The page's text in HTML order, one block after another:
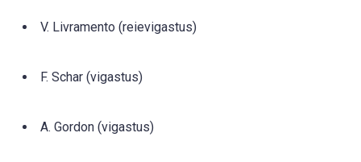
V. Livramento (reievigastus)
F. Schar (vigastus)
A. Gordon (vigastus)